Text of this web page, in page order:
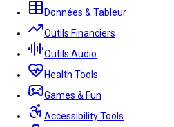
Données & Tableur
Outils Financiers
Outils Audio
Health Tools
Games & Fun
Accessibility Tools